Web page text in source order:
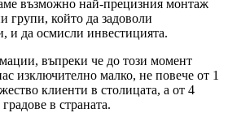
възможно най-прецизния монтаж
групи, който да задоволи
и да осмисли инвестицията.
въпреки че до този момент
изключително малко, не повече от 1
клиенти в столицата, а от 4
в страната.